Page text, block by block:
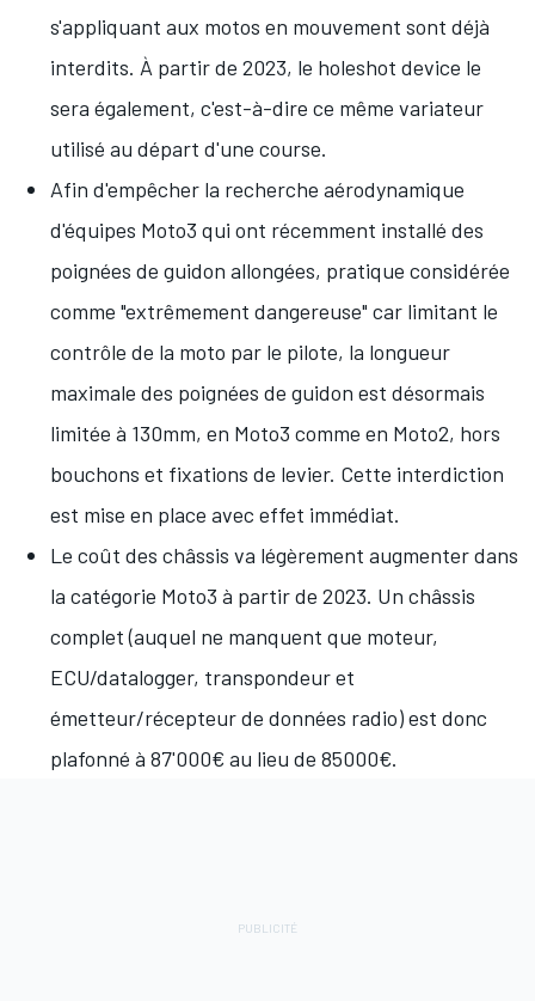
s'appliquant aux motos en mouvement sont déjà
interdits. À partir de 2023, le holeshot device le
sera également, c'est-à-dire ce même variateur
utilisé au départ d'une course.
Afin d'empêcher la recherche aérodynamique
d'équipes Moto3 qui ont récemment installé des
poignées de guidon allongées, pratique considérée
comme "extrêmement dangereuse" car limitant le
contrôle de la moto par le pilote, la longueur
maximale des poignées de guidon est désormais
limitée à 130mm, en Moto3 comme en Moto2, hors
bouchons et fixations de levier. Cette interdiction
est mise en place avec effet immédiat.
Le coût des châssis va légèrement augmenter dans
la catégorie Moto3 à partir de 2023. Un châssis
complet (auquel ne manquent que moteur,
ECU/datalogger, transpondeur et
émetteur/récepteur de données radio) est donc
plafonné à 87'000€ au lieu de 85000€.